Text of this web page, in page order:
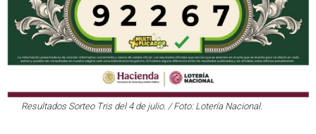
Resultados Sorteo Tris del 4 de julio. / Foto: Lotería Nacional.